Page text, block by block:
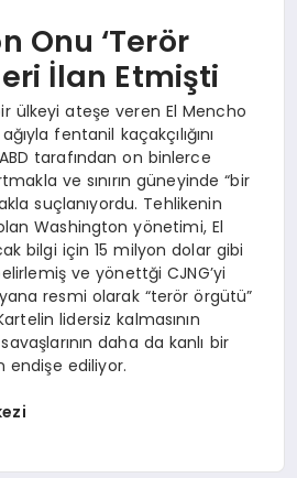
Onu ‘Terör
İlan Etmişti
ülkeyi ateşe veren El Mencho
fentanil kaçakçılığını
tarafından on binlerce
ve sınırın güneyinde “bir
suçlanıyordu. Tehlikenin
Washington yönetimi, El
bilgi için 15 milyon dolar gibi
ve yönettği CJNG’yi
resmi olarak “terör örgütü”
lidersiz kalmasının
daha da kanlı bir
endişe ediliyor.